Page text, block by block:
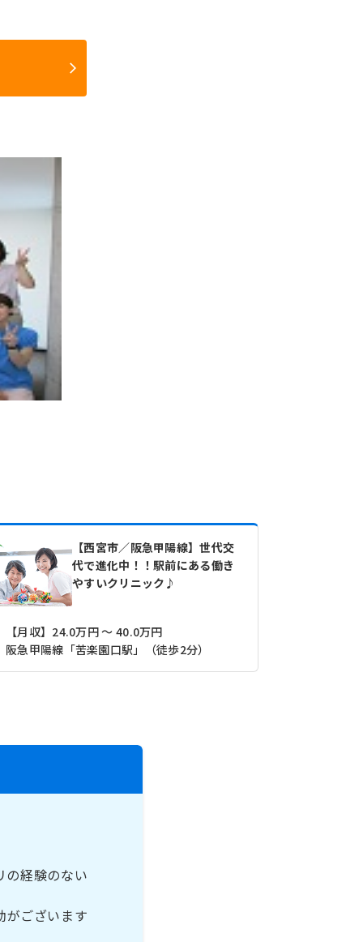
【西宮市／阪急甲陽線】世代交
代で進化中！！駅前にある働き
やすいクリニック♪
【月収】24.0万円 ～ 40.0万円
阪急甲陽線「苦楽園口駅」（徒歩2分）
の経験のない
がございます